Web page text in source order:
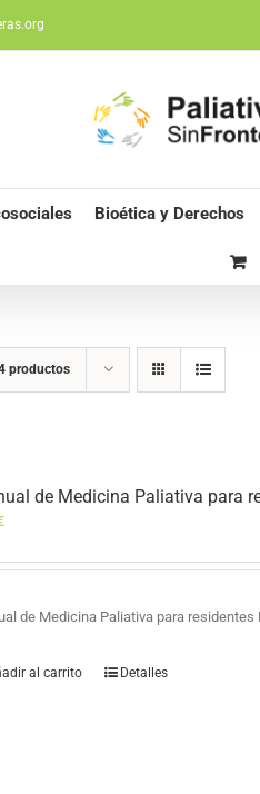
Bioética y Derechos
productos
de Medicina Paliativa para
de Medicina Paliativa para residentes
al carrito Detalles